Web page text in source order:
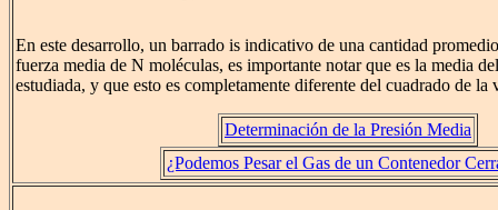
En este desarrollo, un barrado is indicativo de una cantidad
fuerza media de N moléculas, es importante notar que es la media
estudiada, y que esto es completamente diferente del cuadrado de la
Determinación de la Presión Media
¿Podemos Pesar el Gas de un Contenedor